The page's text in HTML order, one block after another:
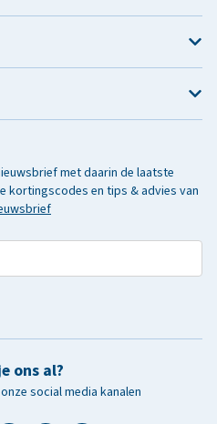
met daarin de laatste
kortingscodes en tips & advies van
ons al?
social media kanalen